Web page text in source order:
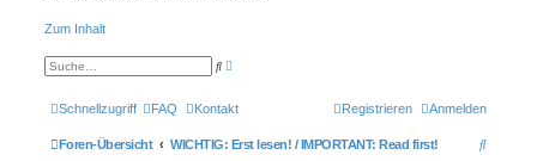
Zum Inhalt
S
h
e i
e
r
Schnellzugriff FAQ Kontakt Anmelden
Registrieren
Foren-Übersicht
WICHTIG: Erst lesen! / IMPORTANT: Read first!
S